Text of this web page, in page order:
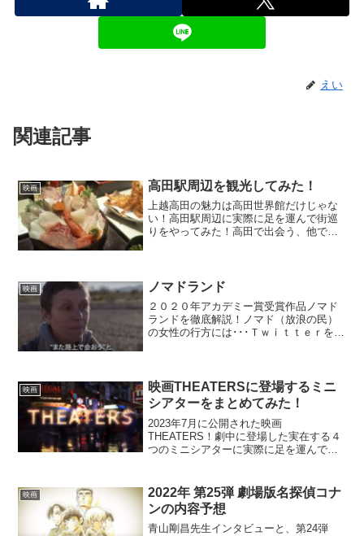
えい
関連記事
映画 高田駅周辺を観光してみた！
上越高田の魅力は高田世界館だけじゃな
い！高田駅周辺に実際に足を運んで街巡
りをやってみた！高田で出会う、他では
映画 ノマドランド
２０２０年アカデミー賞受賞作品ノマド
ランドを徹底解説！ノマド（放浪の民）
の女性の行方には･･･Ｔｗｉｔｔｅｒを観
映画
映画THEATERSに登場するミニ
シアターをまとめてみた！
2023年7月に公開された映画
THEATERS！劇中に登場した実在する４
つのミニシアターに実際に足を運んでみ
映画
2022年 第25弾 劇場版名探偵コナ
ンの内容予想
青山剛昌先生インタビューと、第24弾